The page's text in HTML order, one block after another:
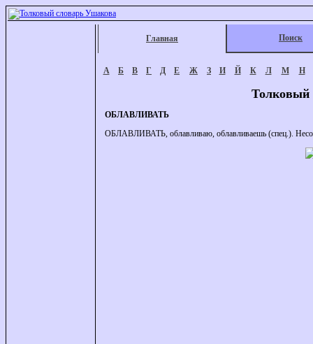
Главная Поиск
А Б В Г Д Е Ж З И Й К Л М Н
Толковый
ОБЛАВЛИВАТЬ
ОБЛАВЛИВАТЬ, облавливаю, облавливаешь (спец.).